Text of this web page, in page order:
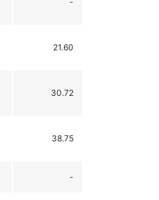
21.60
30.72
38.75
-